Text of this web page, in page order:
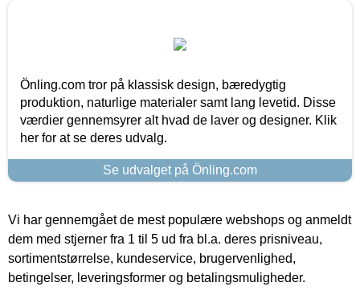
Önling.com tror på klassisk design, bæredygtig
produktion, naturlige materialer samt lang levetid. Disse
værdier gennemsyrer alt hvad de laver og designer. Klik
her for at se deres udvalg.
Se udvalget på Önling.com
Vi har gennemgået de mest populære webshops og anmeldt
dem med stjerner fra 1 til 5 ud fra bl.a. deres prisniveau,
sortimentstørrelse, kundeservice, brugervenlighed,
betingelser, leveringsformer og betalingsmuligheder.